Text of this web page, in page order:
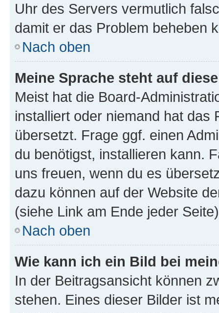
Uhr des Servers vermutlich
damit er das Problem beheben
Nach oben
Meine Sprache steht auf
Meist hat die Board-
installiert oder niemand hat das
übersetzt. Frage ggf. einen
du benötigst, installieren kann.
uns freuen, wenn du es
dazu können auf der Website
(siehe Link am Ende jeder
Nach oben
Wie kann ich ein Bild bei
In der Beitragsansicht können
stehen. Eines dieser Bilder ist